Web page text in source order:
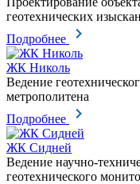
геотехнических
Подробнее
ЖК Николь
Ведение
метрополитена
Подробнее
ЖК Сидней
Ведение научно-
геотехнического